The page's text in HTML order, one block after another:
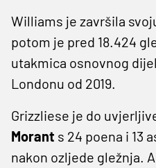
Williams je završila
potom je pred 18.424
utakmica osnovnog
Londonu od 2019.
Grizzliese je do
Morant s 24 poena i 13
nakon ozljede gležnja.